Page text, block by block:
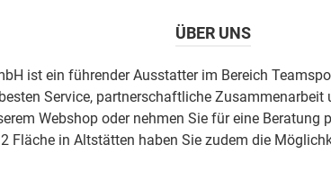
ÜBER UNS
ist ein führender Ausstatter im Bereich
Service, partnerschaftliche Zusammenarbeit
Webshop oder nehmen Sie für eine
Fläche in Altstätten haben Sie zudem die